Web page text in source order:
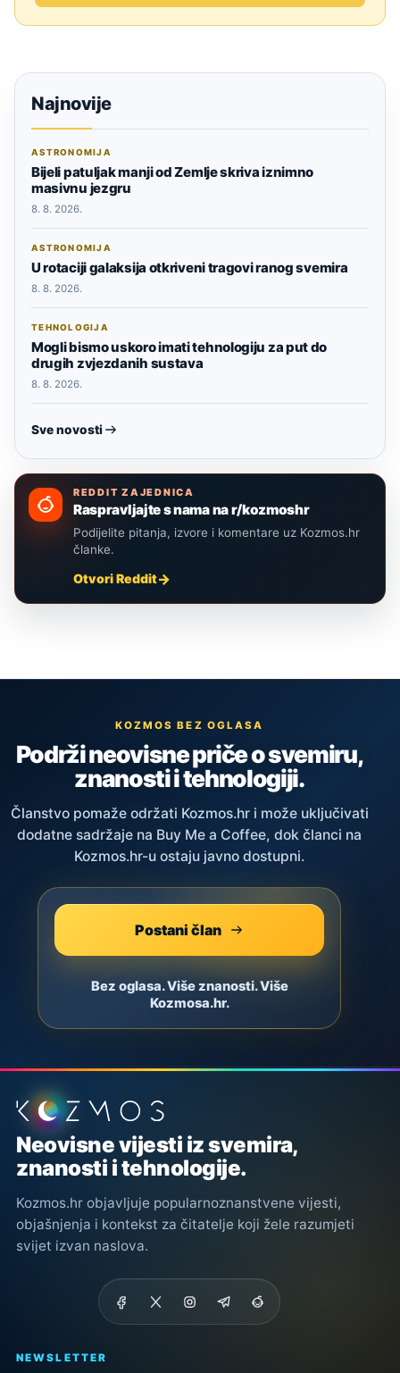
Najnovije
ASTRONOMIJA
Bijeli patuljak manji od Zemlje skriva iznimno
masivnu jezgru
8. 8. 2026.
ASTRONOMIJA
U rotaciji galaksija otkriveni tragovi ranog svemira
8. 8. 2026.
TEHNOLOGIJA
Mogli bismo uskoro imati tehnologiju za put do
drugih zvjezdanih sustava
8. 8. 2026.
Sve novosti
REDDIT ZAJEDNICA
Raspravljajte s nama na r/kozmoshr
Podijelite pitanja, izvore i komentare uz Kozmos.hr
članke.
Otvori Reddit
KOZMOS BEZ OGLASA
Podrži neovisne priče o svemiru,
znanosti i tehnologiji.
Članstvo pomaže održati Kozmos.hr i može uključivati
dodatne sadržaje na Buy Me a Coffee, dok članci na
Kozmos.hr-u ostaju javno dostupni.
Postani član
Bez oglasa. Više znanosti. Više
Kozmosa.hr.
Podnožje stranice
Neovisne vijesti iz svemira,
znanosti i tehnologije.
Kozmos.hr objavljuje popularnoznanstvene vijesti,
objašnjenja i kontekst za čitatelje koji žele razumjeti
svijet izvan naslova.
NEWSLETTER